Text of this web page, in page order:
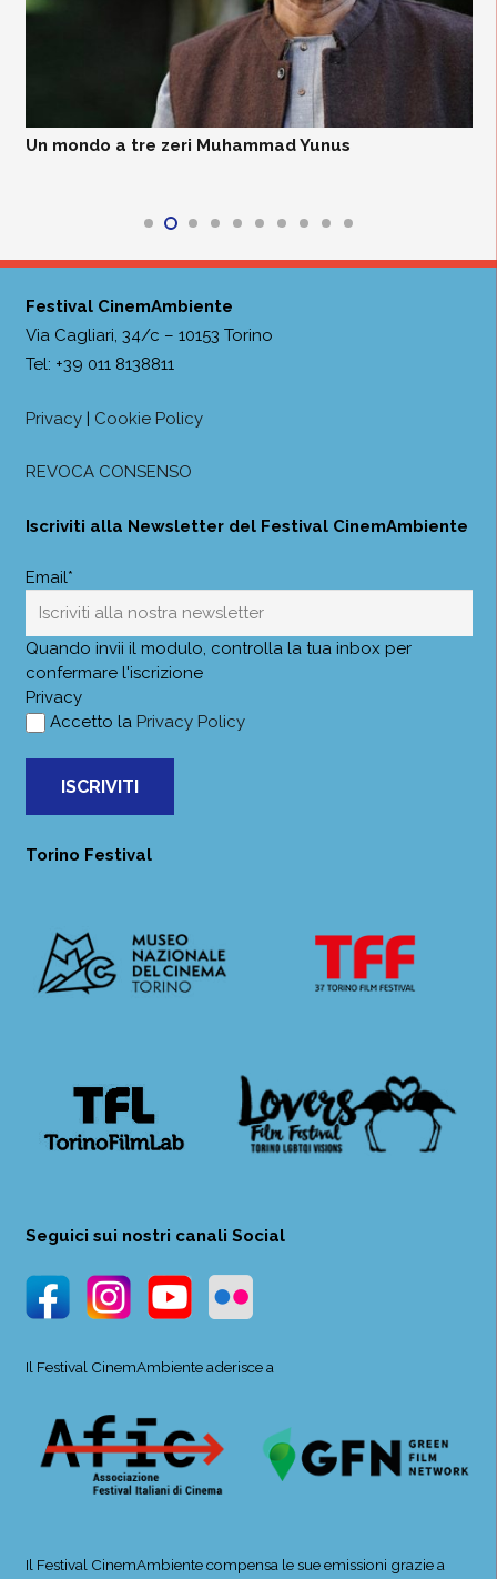
Un mondo a tre zeri Muhammad Yunus
Festival CinemAmbiente
Via Cagliari, 34/c – 10153 Torino
Tel: +39 011 8138811
Privacy| Cookie Policy
REVOCA CONSENSO
Iscriviti alla Newsletter del Festival CinemAmbiente
Email*
Quando invii il modulo, controlla la tua inbox per
confermare l'iscrizione
Privacy
Accetto la Privacy Policy
ISCRIVITI
Torino Festival
Seguici sui nostri canali Social
Il Festival CinemAmbiente aderisce a
Il Festival CinemAmbiente compensa le sue emissioni grazie a